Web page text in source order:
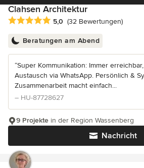
Clahsen Architektur
Durchschnittliche Bewertung: 5 von 5
5,0 (32 Bewertungen)
Beratungen am Abend
“Super Kommunikation: Immer
Austausch via WhatsApp. Persönlich &
Zusammenarbeit macht einfach...
– HU-87728627
Nachricht
9 Projekte in der Region Wassenberg